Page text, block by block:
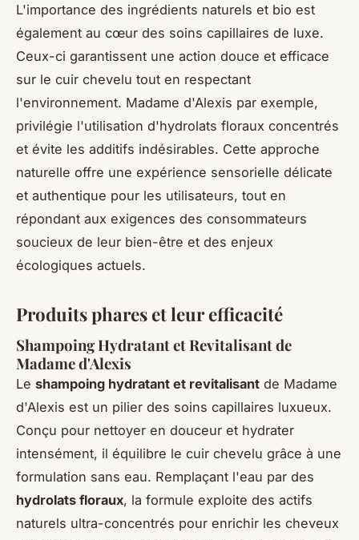
L'importance des ingrédients naturels et bio est
également au cœur des soins capillaires de luxe.
Ceux-ci garantissent une action douce et efficace
sur le cuir chevelu tout en respectant
l'environnement. Madame d'Alexis par exemple,
privilégie l'utilisation d'hydrolats floraux concentrés
et évite les additifs indésirables. Cette approche
naturelle offre une expérience sensorielle délicate
et authentique pour les utilisateurs, tout en
répondant aux exigences des consommateurs
soucieux de leur bien-être et des enjeux
écologiques actuels.
Produits phares et leur efficacité
Shampoing Hydratant et Revitalisant de
Madame d'Alexis
Le shampoing hydratant et revitalisant de Madame
d'Alexis est un pilier des soins capillaires luxueux.
Conçu pour nettoyer en douceur et hydrater
intensément, il équilibre le cuir chevelu grâce à une
formulation sans eau. Remplaçant l'eau par des
hydrolats floraux, la formule exploite des actifs
naturels ultra-concentrés pour enrichir les cheveux